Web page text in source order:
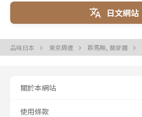
日文網站
品味日本 東京周遭 群馬縣, 蕎麥麵
關於本網站
使用條款